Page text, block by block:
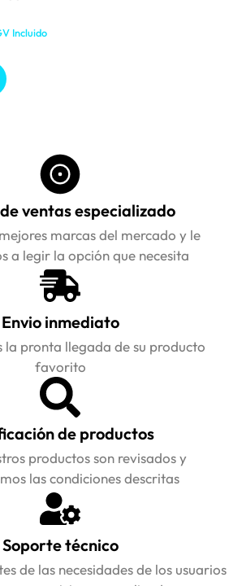
Incluido
ventas especializado
marcas del mercado y le
a legir la opción que necesita
Envio inmediato
la pronta llegada de su producto
favorito
de productos
productos son revisados y
las condiciones descritas
Soporte técnico
de las necesidades de los usuarios